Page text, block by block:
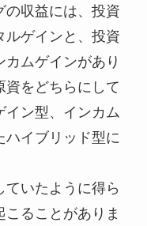
の収益には、投資
ルゲインと、投資
ムゲインがあり
資をどちらにして
イン型、インカム
ハイブリッド型に
いたように得ら
ることがありま